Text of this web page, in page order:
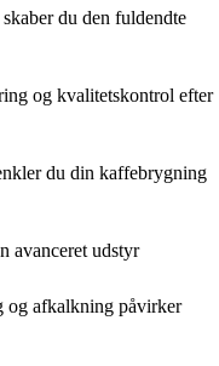
du den fuldendte
og kvalitetskontrol efter
du din kaffebrygning
avanceret udstyr
og afkalkning påvirker